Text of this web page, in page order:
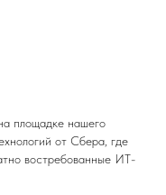
площадке нашего
от Сбера, где
востребованные ИТ-